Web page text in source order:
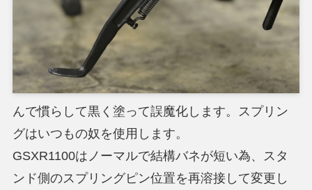
んで慣らして黒く塗って誤魔化します。スプリン
グはいつもの奴を使用します。
GSXR1100はノーマルで結構バネが短い為、スタ
ンド側のスプリングピン位置を再溶接して変更し